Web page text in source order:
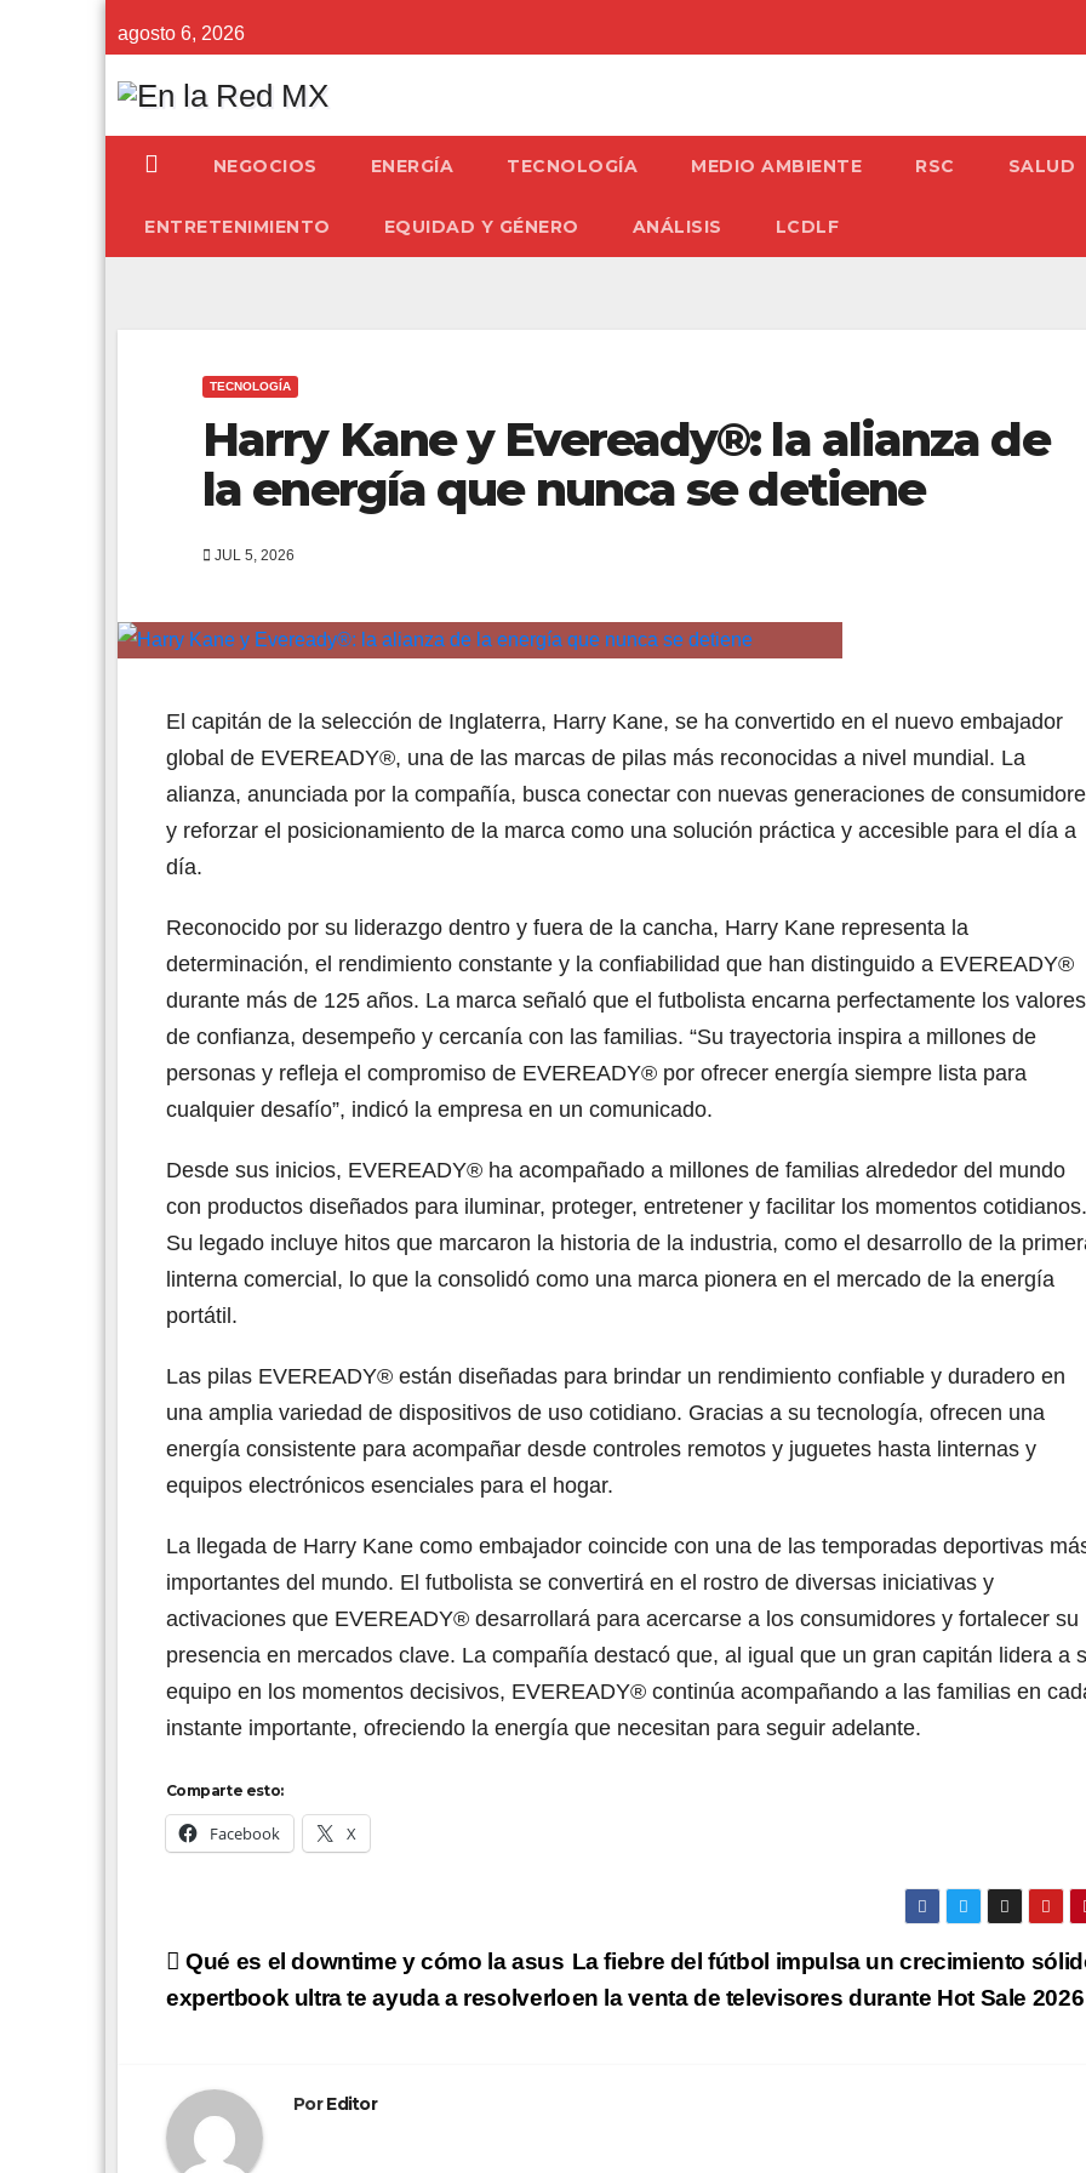
al
contenido
agosto 6, 2026
NEGOCIOS ENERGÍA TECNOLOGÍA MEDIO AMBIENTE RSC SALUD
ENTRETENIMIENTO EQUIDAD Y GÉNERO ANÁLISIS LCDLF
TECNOLOGÍA
Harry Kane y Eveready®: la alianza de
la energía que nunca se detiene
JUL 5, 2026
El capitán de la selección de Inglaterra, Harry Kane, se ha convertido en el nuevo embajador
global de EVEREADY®, una de las marcas de pilas más reconocidas a nivel mundial. La
alianza, anunciada por la compañía, busca conectar con nuevas generaciones de
y reforzar el posicionamiento de la marca como una solución práctica y accesible para el día a
día.
Reconocido por su liderazgo dentro y fuera de la cancha, Harry Kane representa la
determinación, el rendimiento constante y la confiabilidad que han distinguido a EVEREADY®
durante más de 125 años. La marca señaló que el futbolista encarna perfectamente los valores
de confianza, desempeño y cercanía con las familias. “Su trayectoria inspira a millones de
personas y refleja el compromiso de EVEREADY® por ofrecer energía siempre lista para
cualquier desafío”, indicó la empresa en un comunicado.
Desde sus inicios, EVEREADY® ha acompañado a millones de familias alrededor del mundo
con productos diseñados para iluminar, proteger, entretener y facilitar los momentos cotidianos.
Su legado incluye hitos que marcaron la historia de la industria, como el desarrollo de la
linterna comercial, lo que la consolidó como una marca pionera en el mercado de la energía
portátil.
Las pilas EVEREADY® están diseñadas para brindar un rendimiento confiable y duradero en
una amplia variedad de dispositivos de uso cotidiano. Gracias a su tecnología, ofrecen una
energía consistente para acompañar desde controles remotos y juguetes hasta linternas y
equipos electrónicos esenciales para el hogar.
La llegada de Harry Kane como embajador coincide con una de las temporadas deportivas
importantes del mundo. El futbolista se convertirá en el rostro de diversas iniciativas y
activaciones que EVEREADY® desarrollará para acercarse a los consumidores y fortalecer su
presencia en mercados clave. La compañía destacó que, al igual que un gran capitán lidera a
equipo en los momentos decisivos, EVEREADY® continúa acompañando a las familias en
instante importante, ofreciendo la energía que necesitan para seguir adelante.
Comparte esto:
Facebook X
Navegación
de
La fiebre del fútbol impulsa un crecimiento
en la venta de televisores durante Hot Sale
Qué es el downtime y cómo la asus
expertbook ultra te ayuda a resolverlo
PorEditor